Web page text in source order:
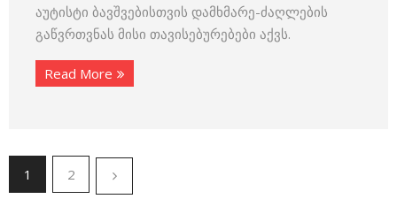
აუტისტი ბავშვებისთვის დამხმარე-ძაღლების
გაწვრთვნას მისი თავისებურებები აქვს.
Read More
1 2